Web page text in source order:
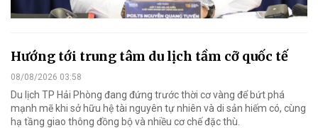
Hướng tới trung tâm du lịch tầm cỡ quốc tế
08/08/2026 03:58
Du lịch TP Hải Phòng đang đứng trước thời cơ vàng để bứt phá
mạnh mẽ khi sở hữu hệ tài nguyên tự nhiên và di sản hiếm có, cùng
hạ tầng giao thông đồng bộ và nhiều cơ chế đặc thù.